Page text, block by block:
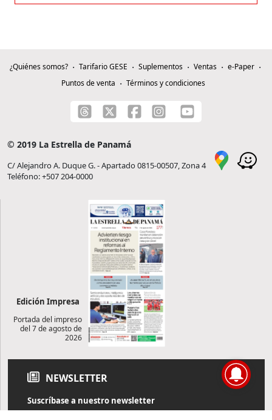
¿Quiénes somos? Tarifario GESE Suplementos Ventas
e-Paper
Puntos de venta
Términos y condiciones
© 2019 La Estrella de Panamá
C/ Alejandro A. Duque G. - Apartado 0815-00507, Zona 4
Teléfono: +507 204-0000
Edición Impresa
Portada del impreso
del 7 de agosto de
2026
NEWSLETTER
Suscríbase a nuestro newsletter
Reciba diariamente información de actualidad directamente en